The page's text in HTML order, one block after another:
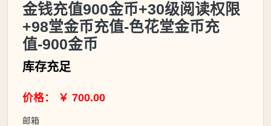
金钱充值900金币+30级阅读权限
+98堂金币充值-色花堂金币充
值-900金币
库存充足
价格： ￥ 700.00
邮箱